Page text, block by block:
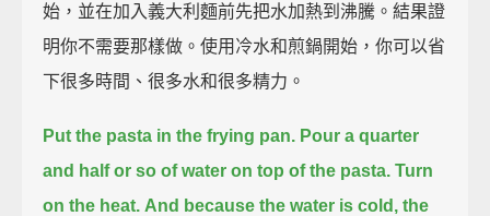
始，並在加入義大利麵前先把水加熱到沸騰。結果證
明你不需要那樣做。使用冷水和煎鍋開始，你可以省
下很多時間、很多水和很多精力。
Put the pasta in the frying pan. Pour a quarter
and half or so of water on top of the pasta. Turn
on the heat. And because the water is cold, the